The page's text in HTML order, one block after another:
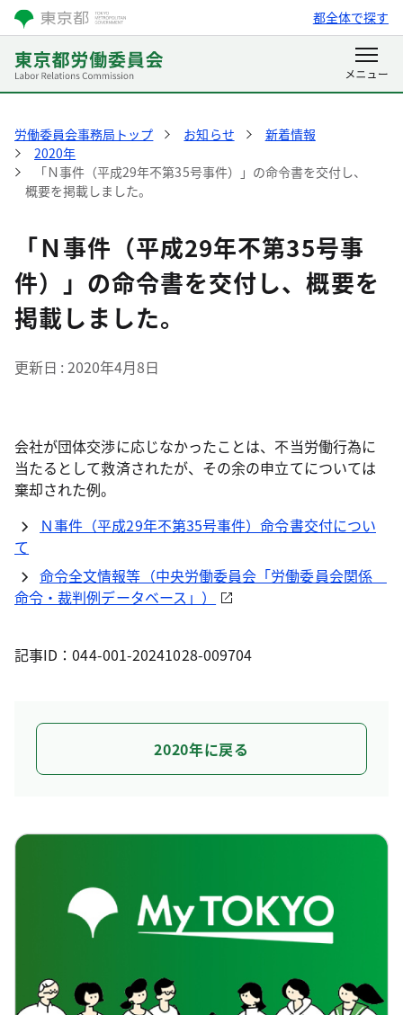
都全体で探す
労働委員会事務局トップ お知らせ
新着情報
2020年
「Ｎ事件（平成29年不第35号事件）」の命令書を交付し、
概要を掲載しました。
「Ｎ事件（平成29年不第35号事
件）」の命令書を交付し、概要を
掲載しました。
更新日 2020年4月8日
会社が団体交渉に応じなかったことは、不当労働行為に
当たるとして救済されたが、その余の申立てについては
棄却された例。
Ｎ事件（平成29年不第35号事件）命令書交付につい
て
命令全文情報等（中央労働委員会「労働委員会関係
命令・裁判例データベース」）
記事ID：044-001-20241028-009704
2020年に戻る